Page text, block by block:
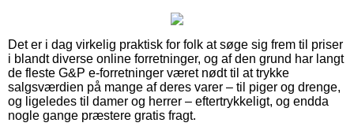
Det er i dag virkelig praktisk for folk at søge sig frem til priser
i blandt diverse online forretninger, og af den grund har langt
de fleste G&P e-forretninger været nødt til at trykke
salgsværdien på mange af deres varer – til piger og drenge,
og ligeledes til damer og herrer – eftertrykkeligt, og endda
nogle gange præstere gratis fragt.